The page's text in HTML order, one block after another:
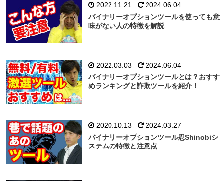
2022.11.21
2024.06.04
バイナリーオプションツールを使っても意
味がない人の特徴を解説
2022.03.03
2024.06.04
バイナリーオプションツールとは？おすす
めランキングと詐欺ツールを紹介！
2020.10.13
2024.03.27
バイナリーオプションツール忍Shinobiシ
ステムの特徴と注意点